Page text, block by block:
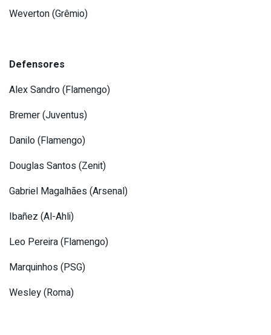
Weverton (Grêmio)
Defensores
Alex Sandro (Flamengo)
Bremer (Juventus)
Danilo (Flamengo)
Douglas Santos (Zenit)
Gabriel Magalhães (Arsenal)
Ibañez (Al-Ahli)
Leo Pereira (Flamengo)
Marquinhos (PSG)
Wesley (Roma)